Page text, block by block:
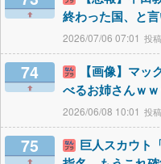
終わった国、と
2026/07/06 07:01
74
【画像】マ
べるお姉さんｗ
2026/06/08 10:01
75
巨人スカウト